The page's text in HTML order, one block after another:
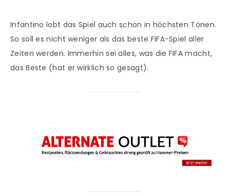
Infantino lobt das Spiel auch schon in höchsten Tönen.
So soll es nicht weniger als das beste FIFA-Spiel aller
Zeiten werden. Immerhin sei alles, was die FIFA macht,
das Beste (hat er wirklich so gesagt).